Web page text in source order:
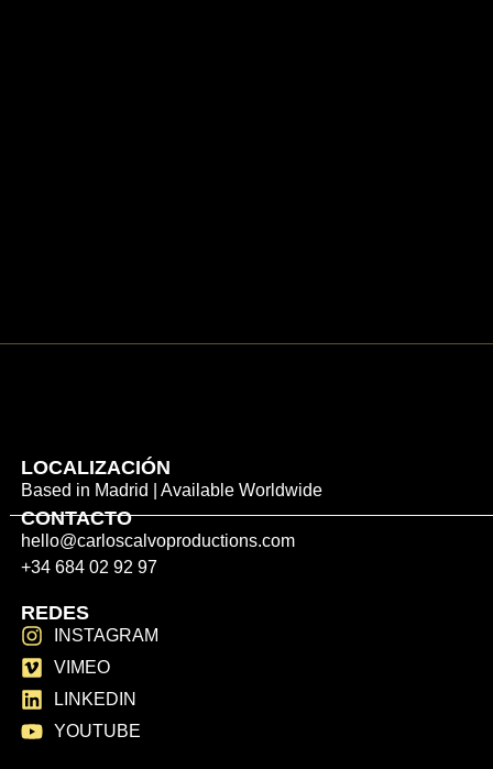
LOCALIZACIÓN
Based in Madrid | Available Worldwide
CONTACTO
hello@carloscalvoproductions.com
+34 684 02 92 97
REDES
INSTAGRAM
VIMEO
LINKEDIN
YOUTUBE